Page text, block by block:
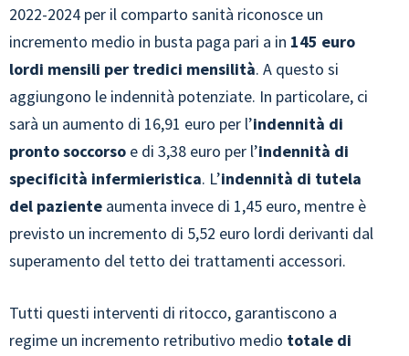
2022-2024 per il comparto sanità riconosce un
incremento medio in busta paga pari a in 145 euro
lordi mensili per tredici mensilità. A questo si
aggiungono le indennità potenziate. In particolare, ci
sarà un aumento di 16,91 euro per l’indennità di
pronto soccorso e di 3,38 euro per l’indennità di
specificità infermieristica. L’indennità di tutela
del paziente aumenta invece di 1,45 euro, mentre è
previsto un incremento di 5,52 euro lordi derivanti dal
superamento del tetto dei trattamenti accessori.
Tutti questi interventi di ritocco, garantiscono a
regime un incremento retributivo medio totale di